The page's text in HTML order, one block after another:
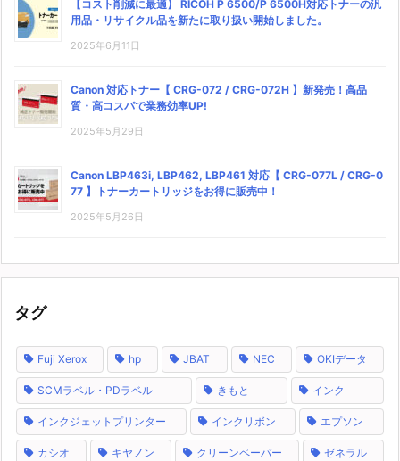
【コスト削減に最適】 RICOH P 6500/P 6500H対応トナーの汎
用品・リサイクル品を新たに取り扱い開始しました。
2025年6月11日
Canon 対応トナー【 CRG-072 / CRG-072H 】新発売！高品
質・高コスパで業務効率UP!
2025年5月29日
Canon LBP463i, LBP462, LBP461 対応【 CRG-077L / CRG-0
77 】トナーカートリッジをお得に販売中！
2025年5月26日
タグ
Fuji Xerox hp JBAT NEC OKIデータ
SCMラベル・PDラベル きもと インク
インクジェットプリンター インクリボン エプソン
カシオ キヤノン クリーンペーパー ゼネラル